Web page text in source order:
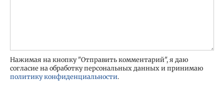
Нажимая на кнопку "Отправить комментарий", я даю
согласие на обработку персональных данных и принимаю
политику конфиденциальности.